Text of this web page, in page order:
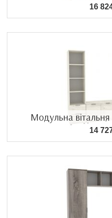
16
Модульна
14